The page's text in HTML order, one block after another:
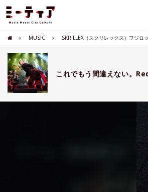
MUSIC SKRILLEX（スクリレックス）フジロ
これでもう間違えない。